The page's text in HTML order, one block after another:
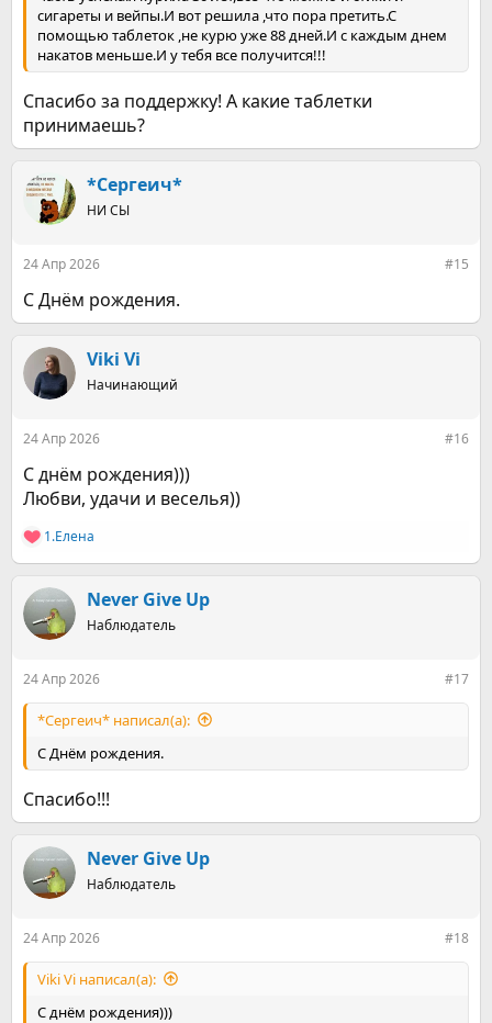
сигареты и вейпы.И вот решила ,что пора претить.С
помощью таблеток ,не курю уже 88 дней.И с каждым днем
накатов меньше.И у тебя все получится!!!
Спасибо за поддержку! А какие таблетки
принимаешь?
*Сергеич*
НИ СЫ
24 Апр 2026 #15
С Днём рождения.
Viki Vi
Начинающий
24 Апр 2026 #16
С днём рождения)))
Любви, удачи и веселья))
Р
е
к
ц
и
1.Елена
Never Give Up
Наблюдатель
24 Апр 2026 #17
*Сергеич* написал(а):
С Днём рождения.
Спасибо!!!
Never Give Up
Наблюдатель
24 Апр 2026 #18
Viki Vi написал(а):
С днём рождения)))